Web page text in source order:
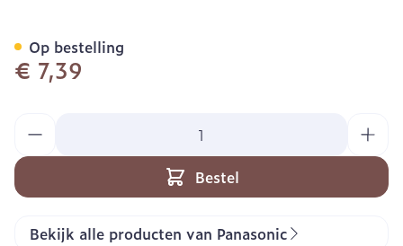
€ 7,39
Bestel
Op bestelling
Bekijk alle producten van Panasonic